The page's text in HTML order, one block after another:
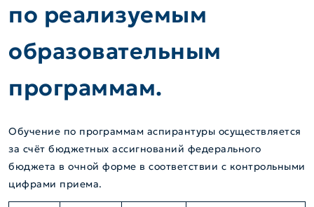
по реализуемым
образовательным
программам.
Обучение по программам аспирантуры осуществляется
за счёт бюджетных ассигнований федерального
бюджета в очной форме в соответствии с контрольными
цифрами приема.